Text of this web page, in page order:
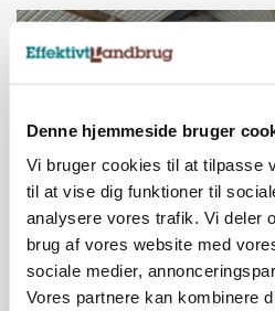
Denne hjemmeside bruger
Vi bruger cookies til at tilpasse
til at vise dig funktioner til
analysere vores trafik. Vi deler
brug af vores website med
sociale medier,
Vores partnere kan kombinere
POLITIK
»Nu stopper I«: